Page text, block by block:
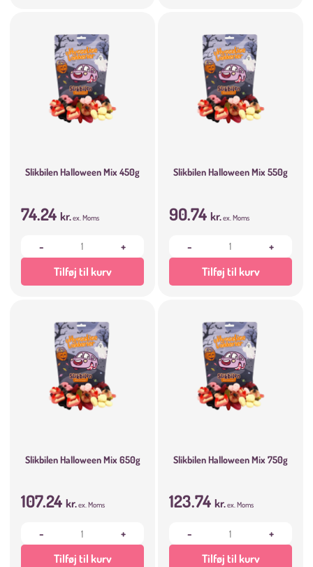
Slikbilen Halloween Mix 450g
74.24 kr.ex. Moms
-
+
Tilføj til kurv
Slikbilen Halloween Mix 550g
90.74 kr.ex. Moms
-
+
Tilføj til kurv
Slikbilen Halloween Mix 650g
107.24 kr.ex. Moms
-
+
Tilføj til kurv
Slikbilen Halloween Mix 750g
123.74 kr.ex. Moms
-
+
Tilføj til kurv